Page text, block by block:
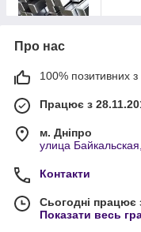
Про нас
100% позитивних з
Працює з
м. Дніпро
улица
Контакти
Сьогодні працює
Показати весь